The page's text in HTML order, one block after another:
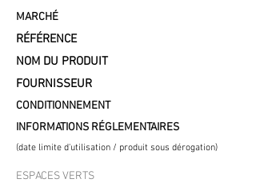
MARCHÉ
RÉFÉRENCE
NOM DU PRODUIT
FOURNISSEUR
CONDITIONNEMENT
INFORMATIONS RÉGLEMENTAIRES
(date limite d'utilisation / produit sous dérogation)
ESPACES VERTS